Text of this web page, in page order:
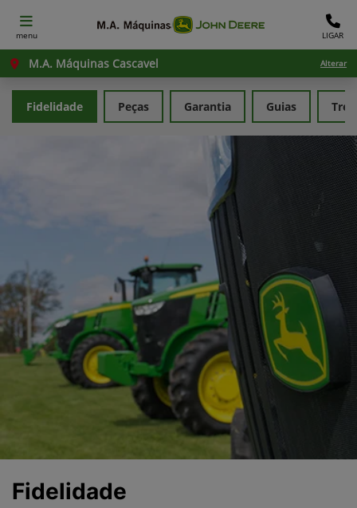
menu LIGAR
M.A. Máquinas Cascavel Alterar
Peças Garantia Guias
Fidelidade
Fidelidade